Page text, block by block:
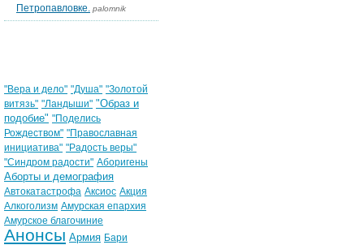
Петропавловке. palomnik
"Вера и дело" "Душа" "Золотой
витязь" "Ландыши" "Образ и
подобие" "Поделись
Рождеством" "Православная
инициатива" "Радость веры"
"Синдром радости" Аборигены
Аборты и демография
Автокатастрофа Аксиос Акция
Алкоголизм Амурская епархия
Амурское благочиние
Анонсы Армия Бари